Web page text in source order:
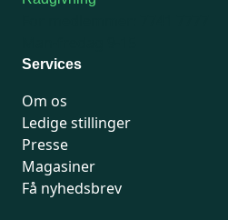
Services
Om os
Ledige stillinger
Presse
Magasiner
Få nyhedsbrev